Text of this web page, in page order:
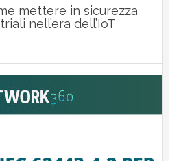
mettere in sicurezza
nell’era dell’IoT